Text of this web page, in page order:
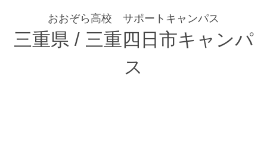
おおぞら高校 サポートキャンパス
三重県 / 三重四日市キャンパ
ス